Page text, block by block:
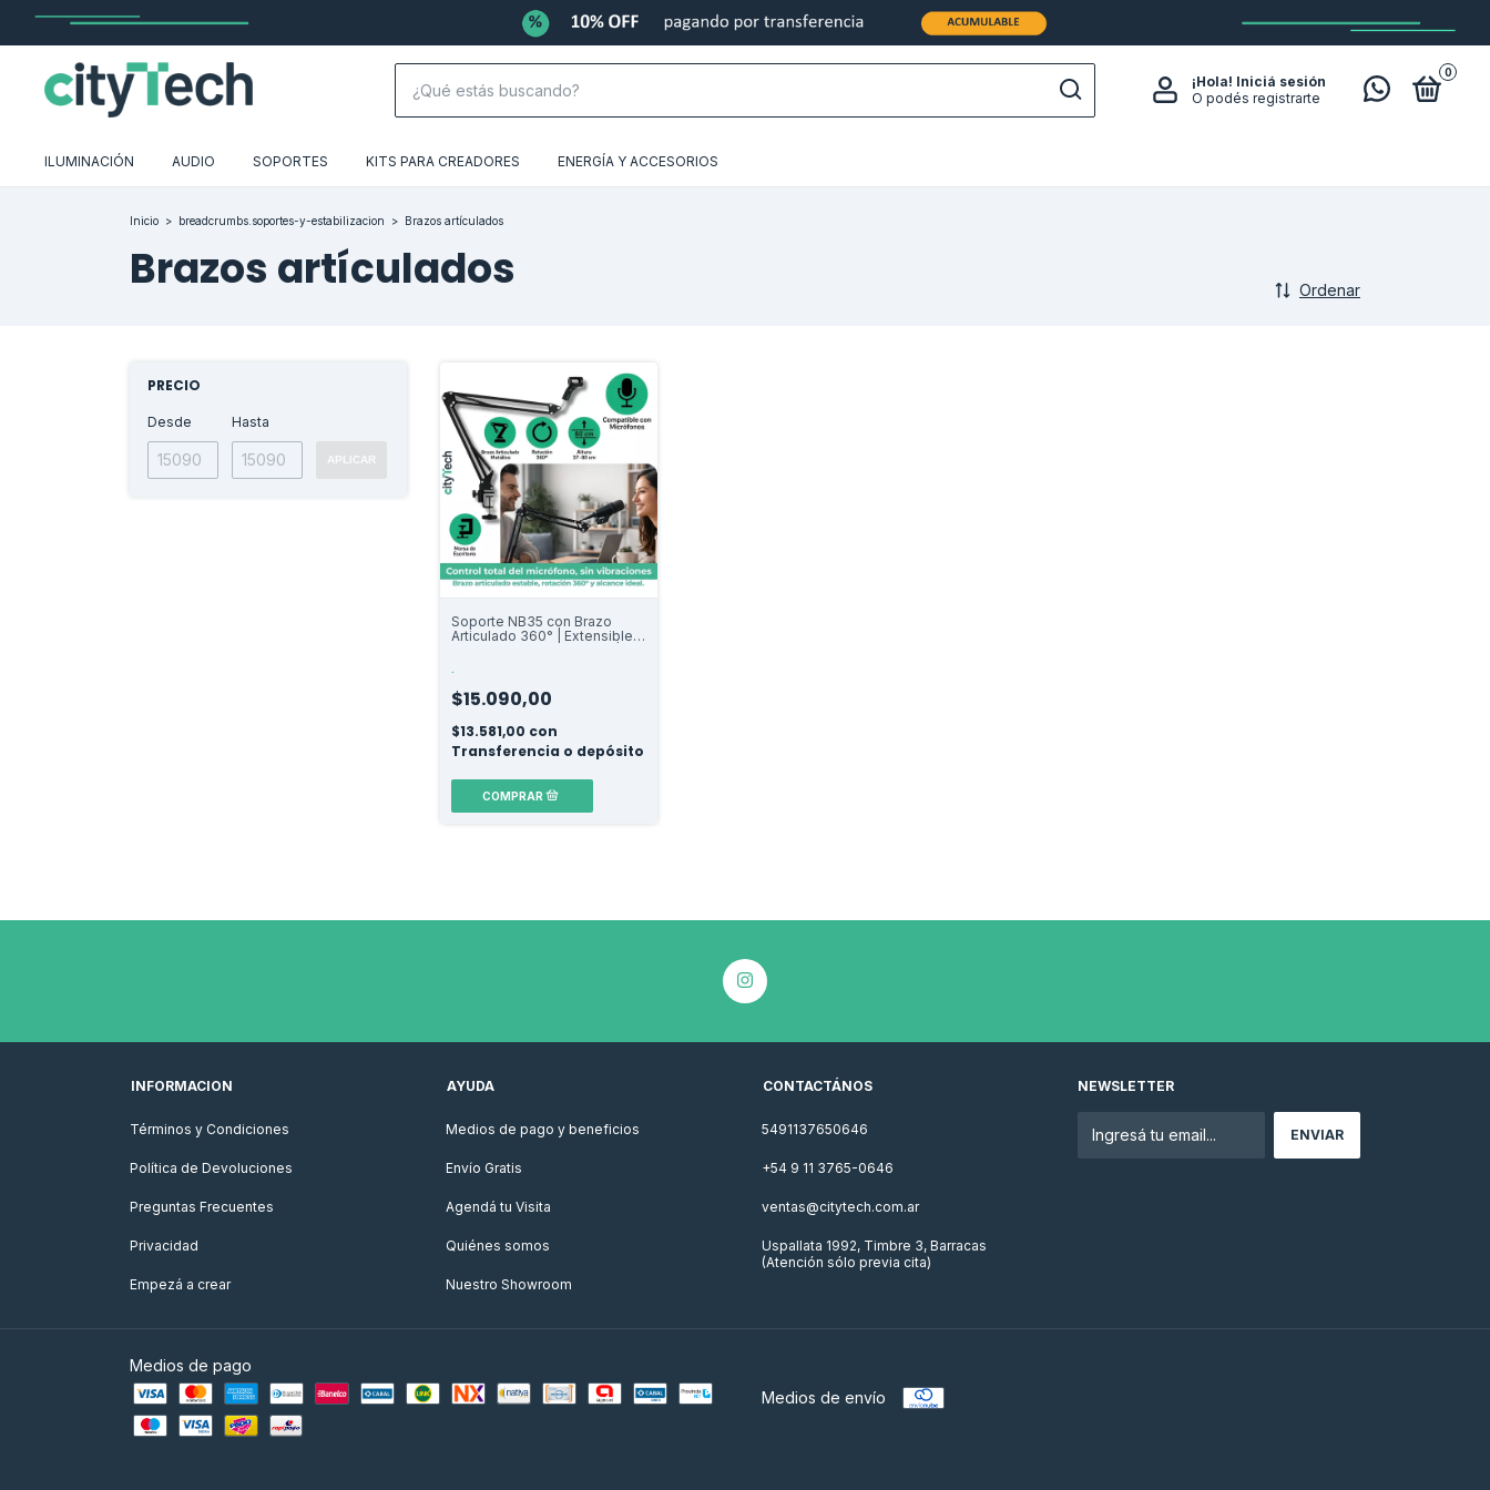
¡Hola! Iniciá sesión
O podés registrarte
0
ILUMINACIÓN AUDIO SOPORTES KITS PARA CREADORES ENERGÍA Y ACCESORIOS
Inicio > breadcrumbs.soportes-y-estabilizacion > Brazos artículados
Brazos artículados Ordenar
PRECIO
Desde Hasta
APLICAR
Soporte NB35 con Brazo
Articulado 360° | Extensible
Podcasts y Estudios
.
$15.090,00
$13.581,00 con
Transferencia o depósito
INFORMACION
Términos y Condiciones
Política de Devoluciones
Preguntas Frecuentes
Privacidad
Empezá a crear
AYUDA
Medios de pago y beneficios
Envío Gratis
Agendá tu Visita
Quiénes somos
Nuestro Showroom
CONTACTÁNOS
5491137650646
+54 9 11 3765-0646
ventas@citytech.com.ar
Uspallata 1992, Timbre 3, Barracas
(Atención sólo previa cita)
NEWSLETTER
Medios de pago
Medios de envío